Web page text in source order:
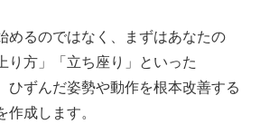
めるのではなく、まずはあなたの
り方」「立ち座り」といった
ひずんだ姿勢や動作を根本改善する
作成します。